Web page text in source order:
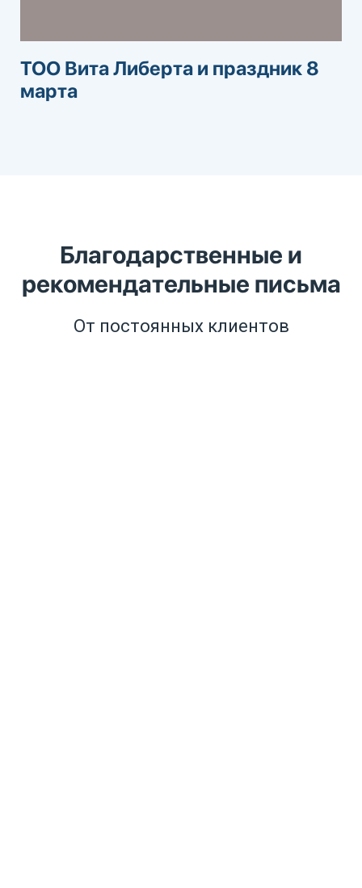
ТОО Вита Либерта и праздник 8
марта
Благодарственные и
рекомендательные письма
От постоянных клиентов